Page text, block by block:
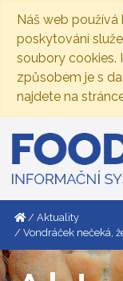
Náš web používá
poskytování
soubory cookies.
způsobem je s
najdete na
Aktuality
Vondráček nečeká,